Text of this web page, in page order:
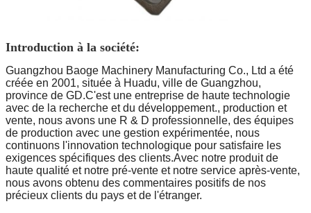
Introduction à la société:
Guangzhou Baoge Machinery Manufacturing Co., Ltd a été
créée en 2001, située à Huadu, ville de Guangzhou,
province de GD.C'est une entreprise de haute technologie
avec de la recherche et du développement., production et
vente, nous avons une R & D professionnelle, des équipes
de production avec une gestion expérimentée, nous
continuons l'innovation technologique pour satisfaire les
exigences spécifiques des clients.Avec notre produit de
haute qualité et notre pré-vente et notre service après-vente,
nous avons obtenu des commentaires positifs de nos
précieux clients du pays et de l'étranger.